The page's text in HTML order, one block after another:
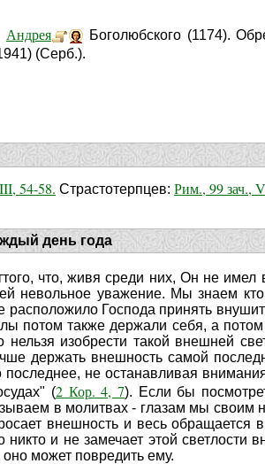
Андрея Боголюбского (1174).
(Серб.).
54-58. Страстотерпцев: Рим., 99 зач.,
день года
что, живя среди них, Он не
невольное уважение. Мы знаем
Господа принять
потом также держали себя, а
изобрести такой внешней
держать внешность самой
не останавливая
(2 Кор. 4, 7). Если бы
в молитвах - глазам мы своим
внешность и весь обращается
и не замечает этой светлости
может повредить ему.